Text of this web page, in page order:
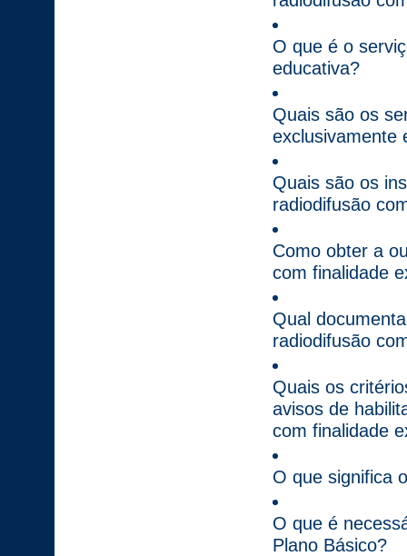
O que é o
educativa?
Quais são os
exclusivamente
Quais são os
radiodifusão
Como obter a
com finalidade
Qual
radiodifusão
Quais os
avisos de
com finalidade
O que significa
O que é
Plano Básico?